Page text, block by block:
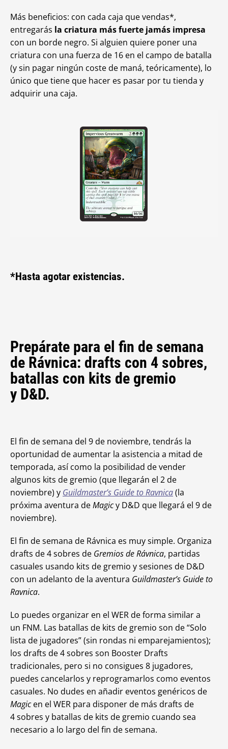
Más beneficios: con cada caja que vendas*,
entregarás la criatura más fuerte jamás impresa
con un borde negro. Si alguien quiere poner una
criatura con una fuerza de 16 en el campo de batalla
(y sin pagar ningún coste de maná, teóricamente), lo
único que tiene que hacer es pasar por tu tienda y
adquirir una caja.
*Hasta agotar existencias.
Prepárate para el fin de semana
de Rávnica: drafts con 4 sobres,
batallas con kits de gremio
y D&D.
El fin de semana del 9 de noviembre, tendrás la
oportunidad de aumentar la asistencia a mitad de
temporada, así como la posibilidad de vender
algunos kits de gremio (que llegarán el 2 de
noviembre) y Guildmaster’s Guide to Ravnica(la
próxima aventura deMagicy D&D que llegará el 9 de
noviembre).
El fin de semana de Rávnica es muy simple. Organiza
drafts de 4 sobres de Gremios de Rávnica, partidas
casuales usando kits de gremio y sesiones de D&D
con un adelanto de la aventura Guildmaster’s Guide to
Ravnica.
Lo puedes organizar en el WER de forma similar a
un FNM. Las batallas de kits de gremio son de “Solo
lista de jugadores” (sin rondas ni emparejamientos);
los drafts de 4 sobres son Booster Drafts
tradicionales, pero si no consigues 8 jugadores,
puedes cancelarlos y reprogramarlos como eventos
casuales. No dudes en añadir eventos genéricos de
Magicen el WER para disponer de más drafts de
4 sobres y batallas de kits de gremio cuando sea
necesario a lo largo del fin de semana.